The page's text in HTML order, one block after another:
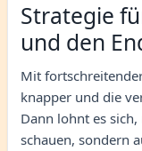
Strategie
und den
Mit
knapper und die
Dann lohnt es
schauen, sondern